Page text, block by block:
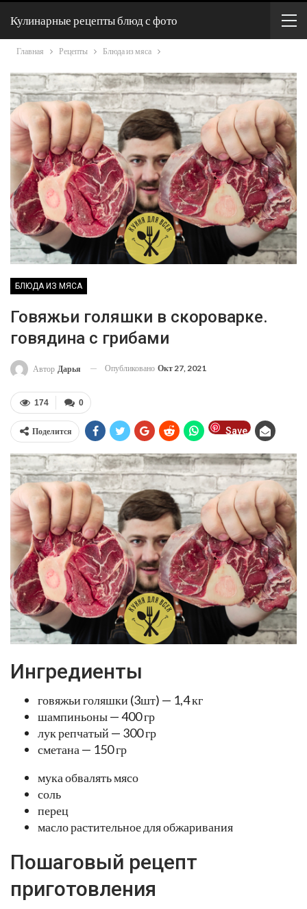
Кулинарные рецепты блюд с фото
Главная Рецепты Блюда из мяса
БЛЮДА ИЗ МЯСА
Говяжьи голяшки в скороварке.
говядина с грибами
Автор Дарья Опубликовано Окт 27, 2021
0
174
Поделится Save
Ингредиенты
говяжьи голяшки (3шт) — 1,4 кг
шампиньоны — 400 гр
лук репчатый — 300 гр
сметана — 150 гр
мука обвалять мясо
соль
перец
масло растительное для обжаривания
Пошаговый рецепт
приготовления